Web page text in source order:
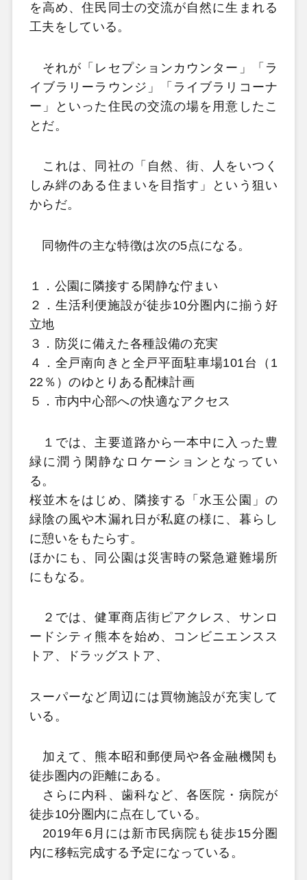
を高め、住民同士の交流が自然に生まれる
工夫をしている。
それが「レセプションカウンター」「ラ
イブラリーラウンジ」「ライブラリコーナ
ー」といった住民の交流の場を用意したこ
とだ。
これは、同社の「自然、街、人をいつく
しみ絆のある住まいを目指す」という狙い
からだ。
同物件の主な特徴は次の5点になる。
１．公園に隣接する閑静な佇まい
２．生活利便施設が徒歩10分圏内に揃う好
立地
３．防災に備えた各種設備の充実
４．全戸南向きと全戸平面駐車場101台（1
22％）のゆとりある配棟計画
５．市内中心部への快適なアクセス
１では、主要道路から一本中に入った豊
緑に潤う閑静なロケーションとなってい
る。
桜並木をはじめ、隣接する「水玉公園」の
緑陰の風や木漏れ日が私庭の様に、暮らし
に憩いをもたらす。
ほかにも、同公園は災害時の緊急避難場所
にもなる。
２では、健軍商店街ピアクレス、サンロ
ードシティ熊本を始め、コンビニエンスス
トア、ドラッグストア、
スーパーなど周辺には買物施設が充実して
いる。
加えて、熊本昭和郵便局や各金融機関も
徒歩圏内の距離にある。
さらに内科、歯科など、各医院・病院が
徒歩10分圏内に点在している。
2019年6月には新市民病院も徒歩15分圏
内に移転完成する予定になっている。